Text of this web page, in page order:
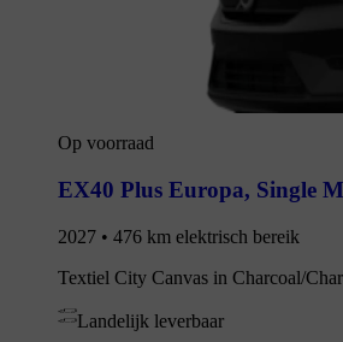
Op voorraad
EX40 Plus Europa, Single
2027 • 476 km elektrisch bereik
Textiel City Canvas in Charcoal/
Landelijk leverbaar